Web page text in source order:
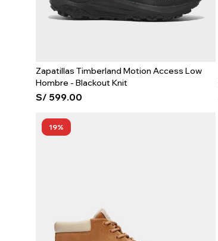
Zapatillas Timberland Motion Access Low
Hombre - Blackout Knit
S/ 599.00
19